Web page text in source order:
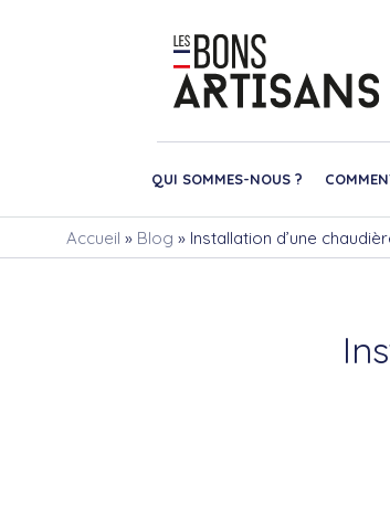
QUI SOMMES-NOUS ?
Accueil » Blog » Installation d’une